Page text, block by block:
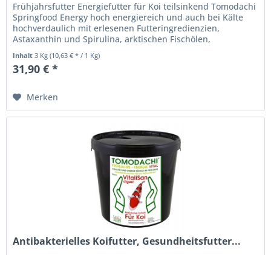
Frühjahrsfutter Energiefutter für Koi teilsinkend Tomodachi
Springfood Energy hoch energiereich und auch bei Kälte
hochverdaulich mit erlesenen Futteringredienzien,
Astaxanthin und Spirulina, arktischen Fischölen,
Inhalt3 Kg(10,63 € * / 1 Kg)
31,90 € *
Merken
Antibakterielles Koifutter, Gesundheitsfutter...